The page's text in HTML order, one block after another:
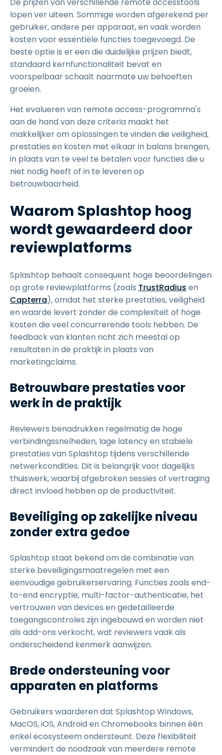
lopen ver uiteen. Sommige worden afgerekend per
gebruiker, andere per apparaat, en vaak worden
kosten voor essentiële functies toegevoegd. De
beste optie is er een die duidelijke prijzen biedt,
standaard kernfunctionaliteit bevat en
voorspelbaar schaalt naarmate uw behoeften
groeien.
Het evalueren van remote access-programma's
aan de hand van deze criteria maakt het
makkelijker om oplossingen te vinden die veiligheid,
prestaties en kosten met elkaar in balans brengen,
in plaats van te veel te betalen voor functies die u
niet nodig heeft of in te leveren op
betrouwbaarheid.
Waarom Splashtop hoog
wordt gewaardeerd door
reviewplatforms
Splashtop behaalt consequent hoge beoordelingen
op grote reviewplatforms (zoals TrustRadius en
Capterra), omdat het sterke prestaties, veiligheid
en waarde levert zonder de complexiteit of hoge
kosten die veel concurrerende tools hebben. De
feedback van klanten richt zich meestal op
resultaten in de praktijk in plaats van
marketingclaims.
Betrouwbare prestaties voor
werk in de praktijk
Reviewers benadrukken regelmatig de hoge
verbindingssnelheden, lage latency en stabiele
prestaties van Splashtop tijdens verschillende
netwerkcondities. Dit is belangrijk voor dagelijks
thuiswerk, waarbij afgebroken sessies of vertraging
direct invloed hebben op de productiviteit.
Beveiliging op zakelijke niveau
zonder extra gedoe
Splashtop staat bekend om de combinatie van
sterke beveiligingsmaatregelen met een
eenvoudige gebruikerservaring. Functies zoals end-
to-end encryptie, multi-factor-authenticatie, het
vertrouwen van devices en gedetailleerde
toegangscontroles zijn ingebouwd en worden niet
als add-ons verkocht, wat reviewers vaak als
onderscheidend kenmerk aanwijzen.
Brede ondersteuning voor
apparaten en platforms
Gebruikers waarderen dat Splashtop Windows,
MacOS, iOS, Android en Chromebooks binnen één
enkel ecosysteem ondersteunt. Deze flexibiliteit
vermindert de noodzaak van meerdere remote